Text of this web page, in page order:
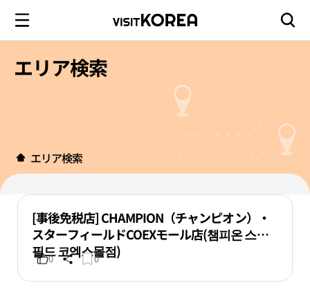
エリア検索
エリア検索
[事後免税店] CHAMPION（チャンピオン）・
スターフィールドCOEXモール店(챔피온 스타
필드 코엑스몰점)
0 0